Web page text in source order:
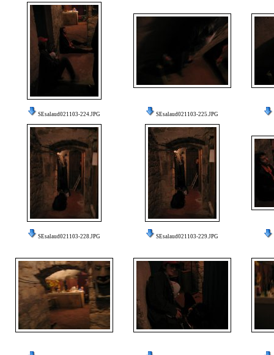
SEsalaud021103-224.JPG SEsalaud021103-225.JPG
SEsalaud021103-228.JPG SEsalaud021103-229.JPG